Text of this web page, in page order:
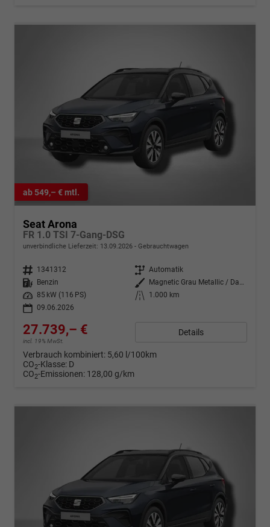
ab 549,– € mtl.
Seat Arona
FR 1.0 TSI 7-Gang-DSG
unverbindliche Lieferzeit: 13.09.2026 Gebrauchtwagen
Fahrzeugnr. 1341312 Getriebe Automatik
Kraftstoff
Benzin Außenfarbe
Magnetic Grau Metallic / Dach in Midnight Schwarz Metallic
Leistung
85 kW (116 PS) Kilometerstand
1.000 km
09.06.2026
27.739,– €
incl. 19% MwSt.
Details
Verbrauch kombiniert: 5,60 l/100km
CO2-Klasse: D
CO2-Emissionen: 128,00 g/km